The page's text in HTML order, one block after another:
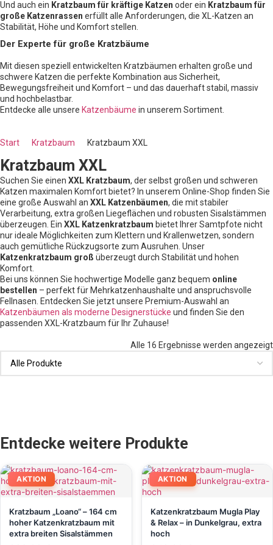
Und auch ein Kratzbaum für kräftige Katzen oder ein Kratzbaum für
große Katzenrassen erfüllt alle Anforderungen, die XL-Katzen an
Stabilität, Höhe und Komfort stellen.
Der Experte für große Kratzbäume
Mit diesen speziell entwickelten Kratzbäumen erhalten große und
schwere Katzen die perfekte Kombination aus Sicherheit,
Bewegungsfreiheit und Komfort – und das dauerhaft stabil, massiv
und hochbelastbar.
Entdecke alle unsere Katzenbäume in unserem Sortiment.
Start Kratzbaum Kratzbaum XXL
Kratzbaum XXL
Suchen Sie einen XXL Kratzbaum, der selbst großen und schweren
Katzen maximalen Komfort bietet? In unserem Online-Shop finden Sie
eine große Auswahl an XXL Katzenbäumen, die mit stabiler
Verarbeitung, extra großen Liegeflächen und robusten Sisalstämmen
überzeugen. Ein XXL Katzenkratzbaum bietet Ihrer Samtpfote nicht
nur ideale Möglichkeiten zum Klettern und Krallenwetzen, sondern
auch gemütliche Rückzugsorte zum Ausruhen. Unser
Katzenkratzbaum groß überzeugt durch Stabilität und hohen
Komfort.
Bei uns können Sie hochwertige Modelle ganz bequem online
bestellen – perfekt für Mehrkatzenhaushalte und anspruchsvolle
Fellnasen. Entdecken Sie jetzt unsere Premium-Auswahl an
Katzenbäumen als moderne Designerstücke und finden Sie den
passenden XXL-Kratzbaum für Ihr Zuhause!
Alle 16 Ergebnisse werden angezeigt
Entdecke weitere Produkte
AKTION
Kratzbaum „Loano“ – 164 cm
hoher Katzenkratzbaum mit
extra breiten Sisalstämmen
AKTION
Katzenkratzbaum Mugla Play
& Relax – in Dunkelgrau, extra
hoch